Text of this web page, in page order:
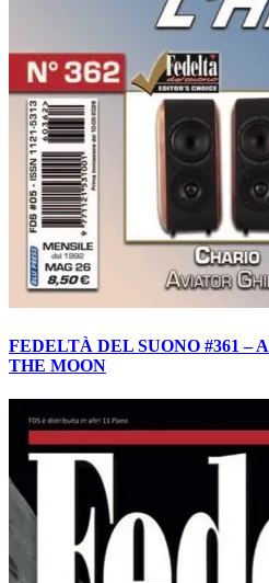
FEDELTÀ DEL SUONO #361 –
THE MOON